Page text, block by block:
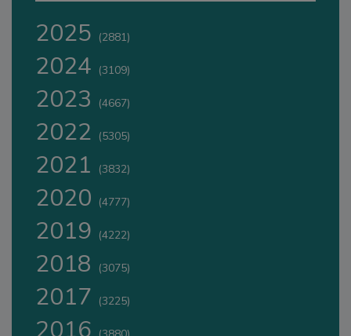
2025 (2881)
2024 (3109)
2023 (4667)
2022 (5305)
2021 (3832)
2020 (4777)
2019 (4222)
2018 (3075)
2017 (3225)